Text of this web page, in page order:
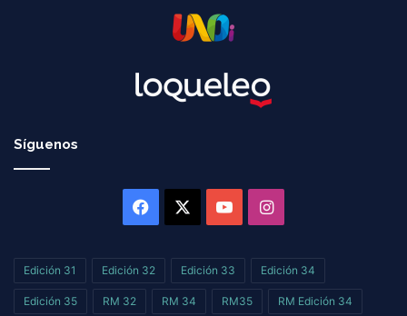
Síguenos
Facebook YouTubeInstagram
Edición 31 Edición 32 Edición 33 Edición 34
Edición 35 RM 32 RM 34 RM35 RM Edición 34